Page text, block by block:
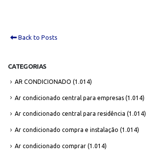
Back to Posts
CATEGORIAS
AR CONDICIONADO (1.014)
Ar condicionado central para empresas (1.014)
Ar condicionado central para residência (1.014)
Ar condicionado compra e instalação (1.014)
Ar condicionado comprar (1.014)